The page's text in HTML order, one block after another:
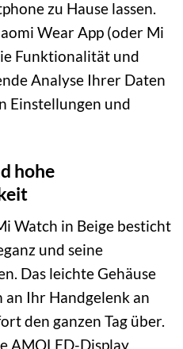
zu Hause lassen.
Wear App (oder Mi
Funktionalität und
Analyse Ihrer Daten
Einstellungen und
hohe
Watch in Beige besticht
und seine
Das leichte Gehäuse
an Ihr Handgelenk an
den ganzen Tag über.
AMOLED-Display